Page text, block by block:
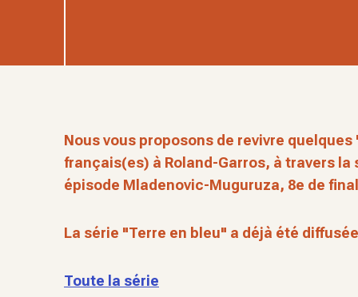
Nous vous proposons de revivre
français(es) à Roland-Garros, à travers la
épisode Mladenovic-Muguruza, 8e de
La série "Terre en bleu" a déjà été diffusée
Toute la série